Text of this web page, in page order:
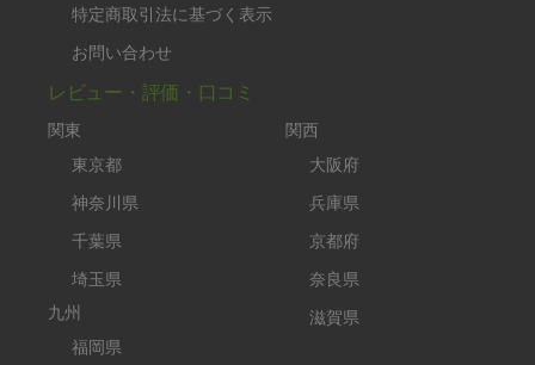
特定商取引法に基づく表示
お問い合わせ
レビュー・評価・口コミ
関東
東京都
神奈川県
千葉県
埼玉県
九州
福岡県
関西
大阪府
兵庫県
京都府
奈良県
滋賀県